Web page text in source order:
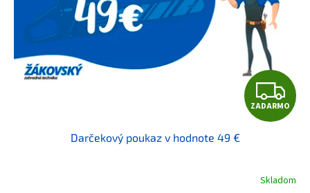
ZADARMO
Darčekový poukaz v hodnote 49 €
Skladom